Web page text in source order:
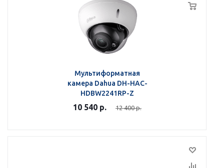
Мультиформатная
камера Dahua DH-HAC-
HDBW2241RP-Z
10 540 р. 12 400р.